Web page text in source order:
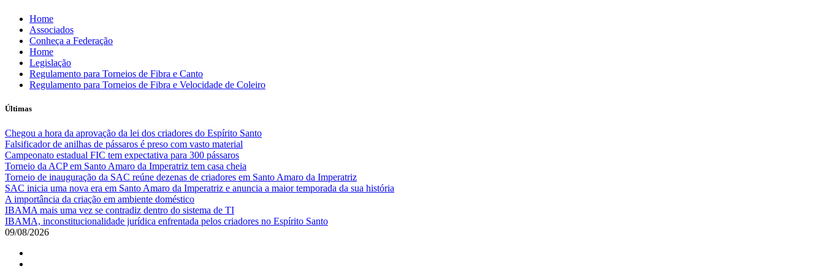
Skip
content
Home
Associados
Conheça a Federação
Home
Legislação
Regulamento para Torneios de Fibra e Canto
Regulamento para Torneios de Fibra e Velocidade de Coleiro
Últimas
Chegou a hora da aprovação da lei dos criadores do Espírito Santo
Falsificador de anilhas de pássaros é preso com vasto material
Campeonato estadual FIC tem expectativa para 300 pássaros
Torneio da ACP em Santo Amaro da Imperatriz tem casa cheia
Torneio de inauguração da SAC reúne dezenas de criadores em Santo Amaro da Imperatriz
SAC inicia uma nova era em Santo Amaro da Imperatriz e anuncia a maior temporada da sua história
A importância da criação em ambiente doméstico
IBAMA mais uma vez se contradiz dentro do sistema de TI
IBAMA, inconstitucionalidade jurídica enfrentada pelos criadores no Espírito Santo
09/08/2026